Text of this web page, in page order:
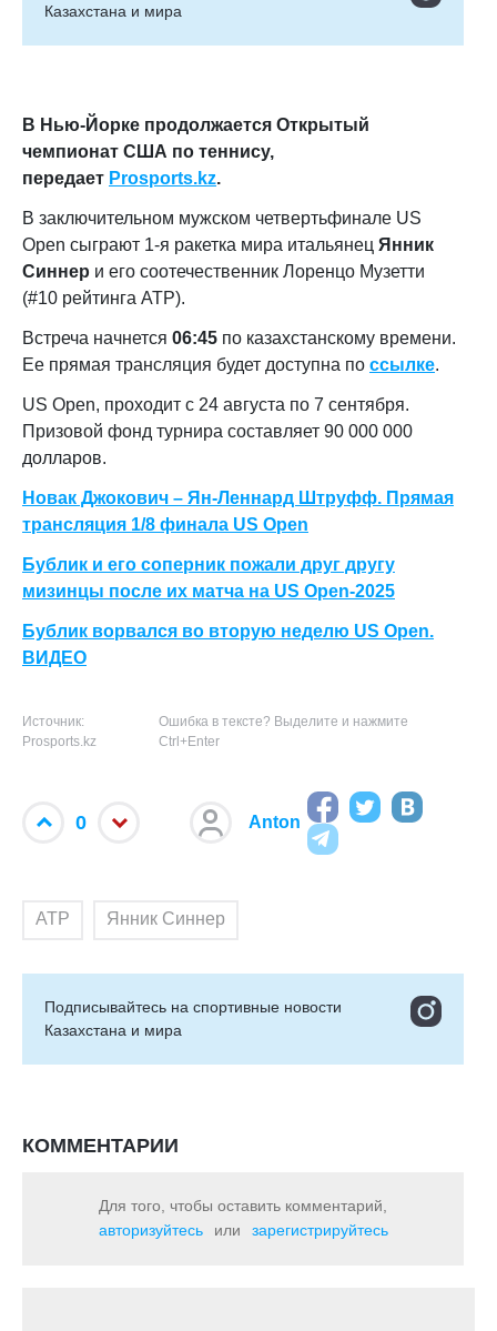
Казахстана и мира
В Нью-Йорке продолжается Открытый
чемпионат США по теннису,
передает Prosports.kz.
В заключительном мужском четвертьфинале US
Open сыграют 1-я ракетка мира итальянец Янник
Синнер и его соотечественник Лоренцо Музетти
(#10 рейтинга АТР).
Встреча начнется 06:45 по казахстанскому времени.
Ее прямая трансляция будет доступна по ссылке.
US Open, проходит с 24 августа по 7 сентября.
Призовой фонд турнира составляет 90 000 000
долларов.
Новак Джокович – Ян-Леннард Штруфф. Прямая
трансляция 1/8 финала US Open
Бублик и его соперник пожали друг другу
мизинцы после их матча на US Open-2025
Бублик ворвался во вторую неделю US Open.
ВИДЕО
Источник:
Prosports.kz
Ошибка в тексте? Выделите и нажмите
Ctrl+Enter
0 Anton
ATP Янник Синнер
Подписывайтесь на cпортивные новости
Казахстана и мира
КОММЕНТАРИИ
Для того, чтобы оставить комментарий,
авторизуйтесь
или зарегистрируйтесь